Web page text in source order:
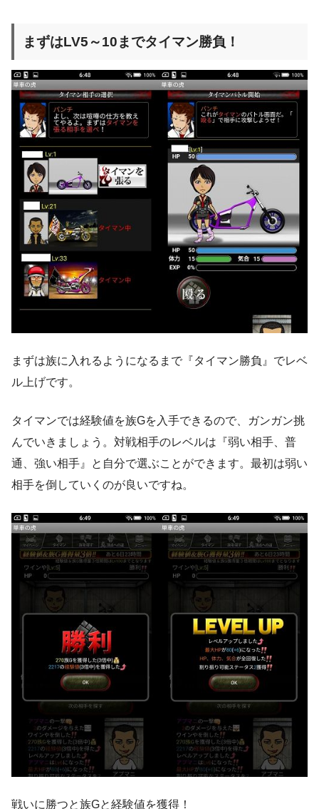
まずはLV5～10までタイマン勝負！
まずは族に入れるようになるまで『タイマン勝負』でレベ
ル上げです。
タイマンでは経験値を族Gを入手できるので、ガンガン挑
んでいきましょう。対戦相手のレベルは『弱い相手、普
通、強い相手』と自分で選ぶことができます。最初は弱い
相手を倒していくのが良いですね。
戦いに勝つと族Gと経験値を獲得！